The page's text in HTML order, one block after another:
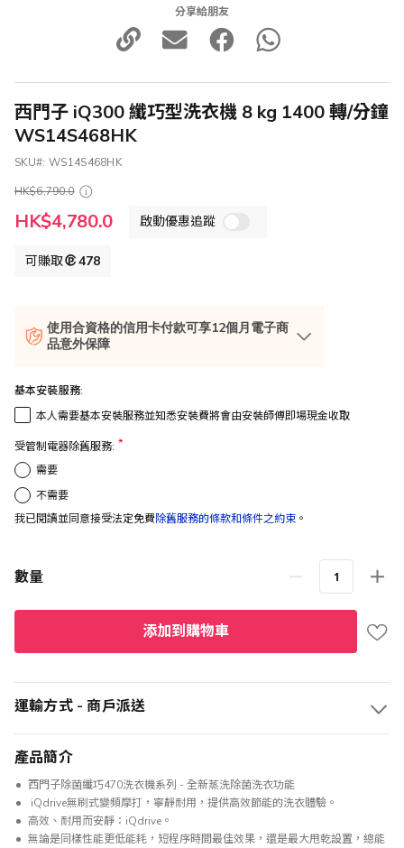
分享給朋友
西門子 iQ300 纖巧型洗衣機 8 kg 1400 轉/分鐘
WS14S468HK
SKU
WS14S468HK
HK$6,790.0
特
殊
HK$4,780.0 啟動優惠追蹤
可賺取 478
使用合資格的信用卡付款可享12個月電子商
品意外保障
基本安裝服務:
本人需要基本安裝服務並知悉安裝費將會由安裝師傅即場現金收取
受管制電器除舊服務:
需要
不需要
我已閱讀並同意接受法定免費除舊服務的條款和條件之約束 。
數量
添加到購物車
運輸方式 - 商戶派送
產品簡介
西門子除菌纖巧470洗衣機系列 - 全新蒸洗除菌洗衣功能
iQdrive無刷式變頻摩打，寧靜耐用，提供高效節能的洗衣體驗。
高效、耐用而安靜：iQdrive。
無論是同樣性能更低能耗，短程序時間最佳效果，還是最大甩乾設置，總能